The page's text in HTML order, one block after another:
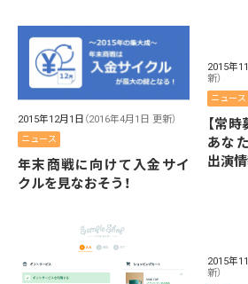
2015年12月1日 （2016年4月1日 更新）
ニュース
年末商戦に向けて入金サイ
クルを見なおそう！
2015年
新）
ニュース
【常
あな
出演
2015年
新）